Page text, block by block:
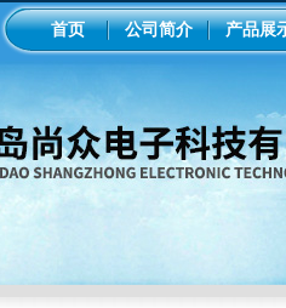
首页 公司简介 产品展